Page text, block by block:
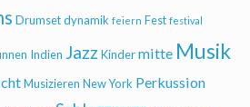
Drumset dynamik feiern Fest festival
Indien Jazz Kinder mitte Musik
Musizieren New York Perkussion